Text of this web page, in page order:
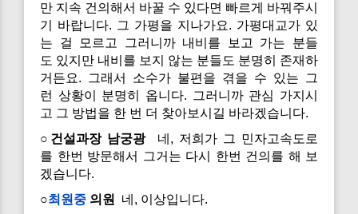
만 지속 건의해서 바꿀 수 있다면 빠르게 바꿔주시
기 바랍니다. 그 가평을 지나가요. 가평대교가 있
는 걸 모르고 그러니까 내비를 보고 가는 분들
도 있지만 내비를 보지 않는 분들도 분명히 존재하
거든요. 그래서 소수가 불편을 겪을 수 있는 그
런 상황이 분명히 옵니다. 그러니까 관심 가지시
고 그 방법을 한 번 더 찾아보시길 바라겠습니다.
○건설과장 남궁광네, 저희가 그 민자고속도로
를 한번 방문해서 그거는 다시 한번 건의를 해 보
겠습니다.
○최원중 의원
네, 이상입니다.